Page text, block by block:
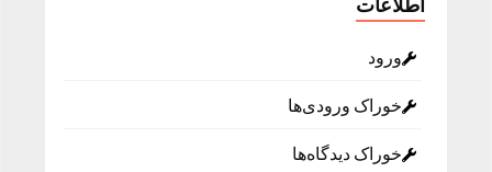
ورود
خوراک ورودی‌ها
خوراک دیدگاه‌ها